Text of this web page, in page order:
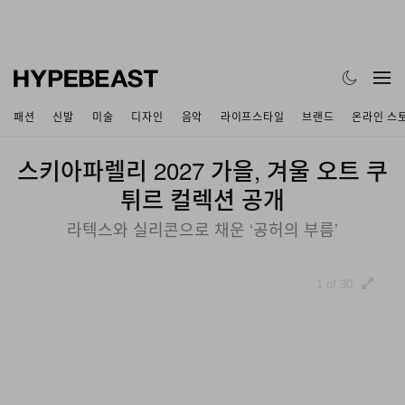
패션 신발 미술 디자인 음악 라이프스타일 브랜드 온라인 스
스키아파렐리 2027 가을, 겨울 오트 쿠
튀르 컬렉션 공개
라텍스와 실리콘으로 채운 ‘공허의 부름’